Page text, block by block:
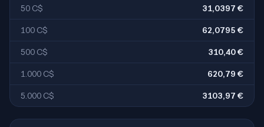
50 C$ 31,0397 €
100 C$ 62,0795 €
500 C$ 310,40 €
1.000 C$ 620,79 €
5.000 C$ 3103,97 €